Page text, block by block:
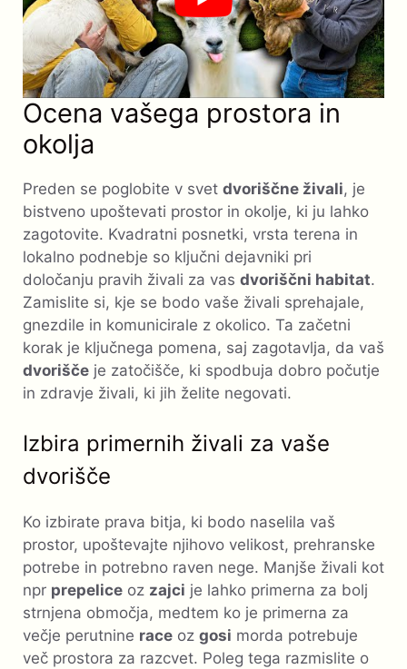
Ocena vašega prostora in
okolja
Preden se poglobite v svet dvoriščne živali, je
bistveno upoštevati prostor in okolje, ki ju lahko
zagotovite. Kvadratni posnetki, vrsta terena in
lokalno podnebje so ključni dejavniki pri
določanju pravih živali za vas dvoriščni habitat.
Zamislite si, kje se bodo vaše živali sprehajale,
gnezdile in komunicirale z okolico. Ta začetni
korak je ključnega pomena, saj zagotavlja, da vaš
dvorišče je zatočišče, ki spodbuja dobro počutje
in zdravje živali, ki jih želite negovati.
Izbira primernih živali za vaše
dvorišče
Ko izbirate prava bitja, ki bodo naselila vaš
prostor, upoštevajte njihovo velikost, prehranske
potrebe in potrebno raven nege. Manjše živali kot
npr prepelice oz zajci je lahko primerna za bolj
strnjena območja, medtem ko je primerna za
večje perutnine race oz gosi morda potrebuje
več prostora za razcvet. Poleg tega razmislite o